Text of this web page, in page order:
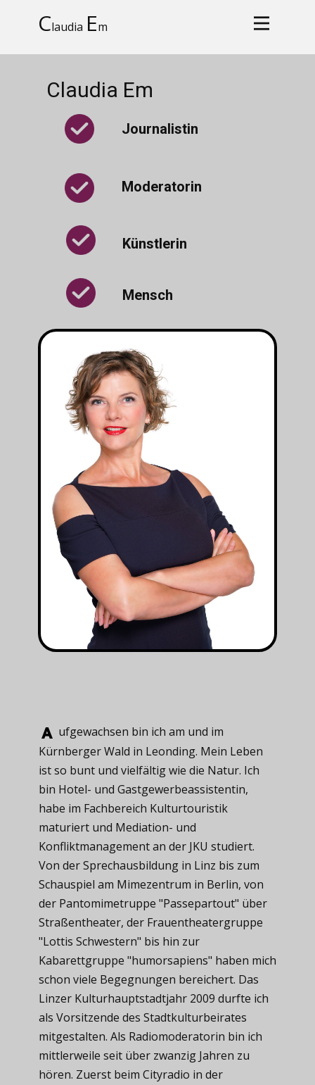
Claudia Em
Claudia Em
Journalistin
Moderatorin
Künstlerin
Mensch
ufgewachsen ​bin ich am und im
Kürnberger Wald in Leonding. Mein Leben
ist so bunt und vielfältig wie die Natur. Ich
bin Hotel- und Gastgewerbeassistentin,
habe im Fachbereich Kulturtouristik
maturiert und Mediation- und
Konfliktmanagement an der JKU studiert.
Von der Sprechausbildung in Linz bis zum
Schauspiel am Mimezentrum in Berlin, von
der Pantomimetruppe "Passepartout" über
Straßentheater, der Frauentheatergruppe
"Lottis Schwestern" bis hin zur
Kabarettgruppe "humorsapiens" haben mich
schon viele Begegnungen bereichert. Das
Linzer Kulturhauptstadtjahr 2009 durfte ich
als Vorsitzende des Stadtkulturbeirates
mitgestalten. Als Radiomoderatorin bin ich
mittlerweile seit über zwanzig Jahren zu
hören. Zuerst beim Cityradio in der